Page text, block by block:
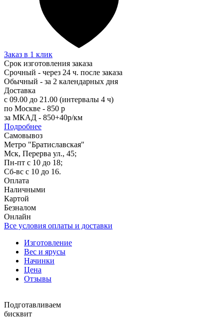
Заказ в 1 клик
Срок изготовления заказа
Срочный - через 24 ч. после заказа
Обычный - за 2 календарных дня
Доставка
с 09.00 до 21.00 (интервалы 4 ч)
по Москве - 850 р
за МКАД - 850+40р/км
Подробнее
Самовывоз
Метро "Братиславская"
Мск, Перерва ул., 45;
Пн-пт с 10 до 18;
Сб-вс с 10 до 16.
Оплата
Наличными
Картой
Безналом
Онлайн
Все условия оплаты и доставки
Изготовление
Вес и ярусы
Начинки
Цена
Отзывы
Подготавливаем
бисквит